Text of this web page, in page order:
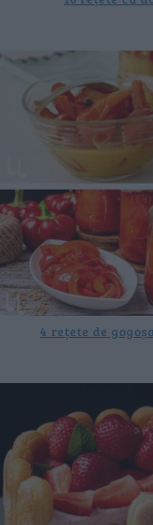
4 rețete de